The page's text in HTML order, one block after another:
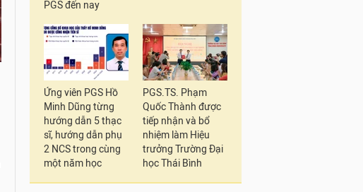
PGS đến nay
Ứng viên PGS Hồ
Minh Dũng từng
hướng dẫn 5 thạc
sĩ, hướng dẫn phụ
2 NCS trong cùng
một năm học
PGS.TS. Phạm
Quốc Thành được
tiếp nhận và bổ
nhiệm làm Hiệu
trưởng Trường Đại
học Thái Bình